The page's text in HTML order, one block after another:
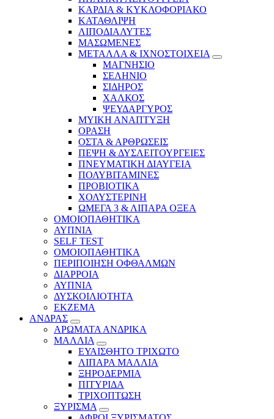
ΚΑΡΔΙΑ & ΚΥΚΛΟΦΟΡΙΑΚΟ
ΚΑΤΑΘΛΙΨΗ
ΛΙΠΟΔΙΑΛΥΤΕΣ
ΜΑΣΩΜΕΝΕΣ
ΜΕΤΑΛΛΑ & ΙΧΝΟΣΤΟΙΧΕΙΑ
ΜΑΓΝΗΣΙΟ
ΣΕΛΗΝΙΟ
ΣΙΔΗΡΟΣ
ΧΑΛΚΟΣ
ΨΕΥΔΑΡΓΥΡΟΣ
ΜΥΙΚΗ ΑΝΑΠΤΥΞΗ
ΟΡΑΣΗ
ΟΣΤΑ & ΑΡΘΡΩΣΕΙΣ
ΠΕΨΗ & ΔΥΣΛΕΙΤΟΥΡΓΕΙΕΣ
ΠΝΕΥΜΑΤΙΚΗ ΔΙΑΥΓΕΙΑ
ΠΟΛΥΒΙΤΑΜΙΝΕΣ
ΠΡΟΒΙΟΤΙΚΑ
ΧΟΛΥΣΤΕΡΙΝΗ
ΩΜΕΓΑ 3 & ΛΙΠΑΡΑ ΟΞΕΑ
ΟΜΟΙΟΠΑΘΗΤΙΚΑ
ΑΥΠΝΙΑ
SELF TEST
ΟΜΟΙΟΠΑΘΗΤΙΚΑ
ΠΕΡΙΠΟΙΗΣΗ ΟΦΘΑΛΜΩΝ
ΔΙΑΡΡΟΙΑ
ΑΥΠΝΙΑ
ΔΥΣΚΟΙΛΙΟΤΗΤΑ
ΕΚΖΕΜΑ
ΑΝΔΡΑΣ
ΑΡΩΜΑΤΑ ΑΝΔΡΙΚΑ
ΜΑΛΛΙΑ
ΕΥΑΙΣΘΗΤΟ ΤΡΙΧΩΤΟ
ΛΙΠΑΡΑ ΜΑΛΛΙΑ
ΞΗΡΟΔΕΡΜΙΑ
ΠΙΤΥΡΙΔΑ
ΤΡΙΧΟΠΤΩΣΗ
ΞΥΡΙΣΜΑ